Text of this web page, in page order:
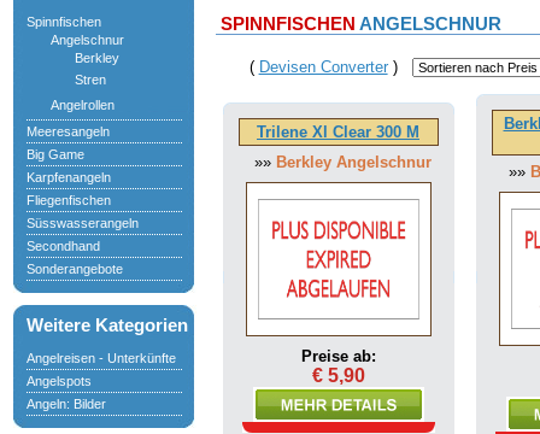
Spinnfischen
Angelschnur
Berkley
Stren
Angelrollen
Meeresangeln
Big Game
Karpfenangeln
Fliegenfischen
Süsswasserangeln
Secondhand
Sonderangebote
Weitere Kategorien
Angelreisen - Unterkünfte
Angelspots
Angeln: Bilder
SPINNFISCHEN ANGELSCHNUR
( Devisen Converter)
Trilene Xl Clear 300 M
»» Berkley Angelschnur
Preise ab:
€ 5,90
»»